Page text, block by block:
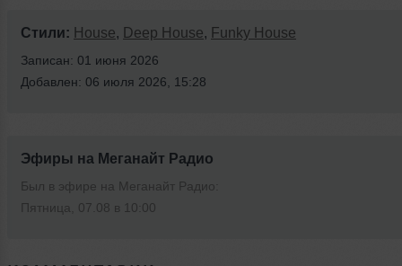
Стили: House, Deep House, Funky House
Записан: 01 июня 2026
Добавлен: 06 июля 2026, 15:28
Эфиры на Меганайт Радио
Был в эфире на Меганайт Радио:
Пятница, 07.08 в 10:00